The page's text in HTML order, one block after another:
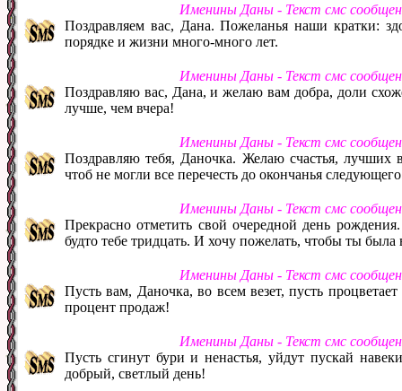
Именины Даны - Текст смс
Поздравляем вас, Дана. Пожеланья наши кратки:
порядке и жизни много-много лет.
Именины Даны - Текст смс
Поздравляю вас, Дана, и желаю вам добра, доли
лучше, чем вчера!
Именины Даны - Текст смс
Поздравляю тебя, Даночка. Желаю счастья, лучших
чтоб не могли все перечесть до окончанья
Именины Даны - Текст смс
Прекрасно отметить свой очередной день
будто тебе тридцать. И хочу пожелать, чтобы ты
Именины Даны - Текст смс
Пусть вам, Даночка, во всем везет, пусть
процент продаж!
Именины Даны - Текст смс
Пусть сгинут бури и ненастья, уйдут пускай
добрый, светлый день!